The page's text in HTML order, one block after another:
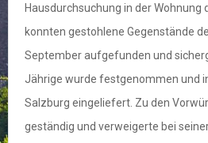
Hausdurchsuchung in der Wohnung
konnten gestohlene Gegenstände
September aufgefunden und
Jährige wurde festgenommen und
Salzburg eingeliefert. Zu den
geständig und verweigerte bei